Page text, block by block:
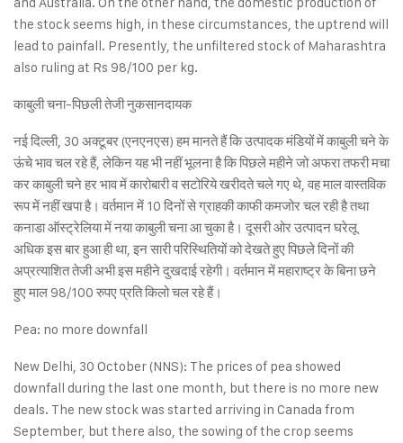
the stock seems high, in these circumstances, the uptrend will
lead to painfall. Presently, the unfiltered stock of Maharashtra
also ruling at Rs 98/100 per kg.
काबुली चना-पिछली तेजी नुकसानदायक
नई दिल्ली, 30 अक्टूबर (एनएनएस) हम मानते हैं कि उत्पादक मंडियों में काबुली चने के
ऊंचे भाव चल रहे हैं, लेकिन यह भी नहीं भूलना है कि पिछले महीने जो अफरा तफरी मचा
कर काबुली चने हर भाव में कारोबारी व सटोरिये खरीदते चले गए थे, वह माल वास्तविक
रूप में नहीं खपा है। वर्तमान में 10 दिनों से ग्राहकी काफी कमजोर चल रही है तथा
कनाडा ऑस्ट्रेलिया में नया काबुली चना आ चुका है। दूसरी ओर उत्पादन घरेलू
अधिक इस बार हुआ ही था, इन सारी परिस्थितियों को देखते हुए पिछले दिनों की
अप्रत्याशित तेजी अभी इस महीने दुखदाई रहेगी। वर्तमान में महाराष्ट्र के बिना छने
हुए माल 98/100 रुपए प्रति किलो चल रहे हैं।
Pea: no more downfall
New Delhi, 30 October (NNS): The prices of pea showed
downfall during the last one month, but there is no more new
deals. The new stock was started arriving in Canada from
September, but there also, the sowing of the crop seems